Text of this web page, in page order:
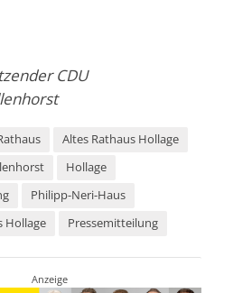
CDU
Altes Rathaus Hollage
Hollage
Philipp-Neri-Haus
Hollage
Pressemitteilung
Anzeige